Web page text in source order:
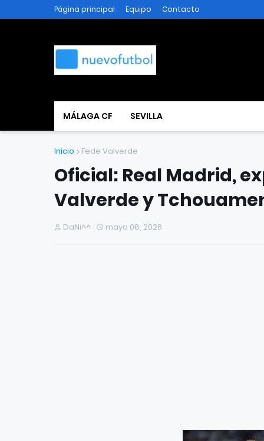
Página principal Equipo Contacto
MÁLAGA CF SEVILLA
Inicio Fede Valverde
Oficial: Real Madrid,
Valverde y
DaNi^^ mayo 08, 2026